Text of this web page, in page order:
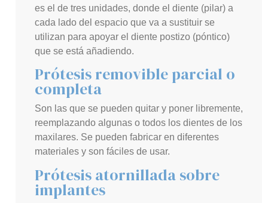
es el de tres unidades, donde el diente (pilar) a
cada lado del espacio que va a sustituir se
utilizan para apoyar el diente postizo (póntico)
que se está añadiendo.
Prótesis removible parcial o
completa
Son las que se pueden quitar y poner libremente,
reemplazando algunas o todos los dientes de los
maxilares. Se pueden fabricar en diferentes
materiales y son fáciles de usar.
Prótesis atornillada sobre
implantes